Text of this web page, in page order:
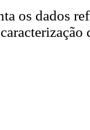
os dados